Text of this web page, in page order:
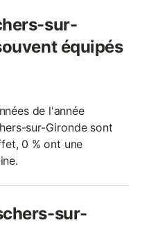
sur-
équipés
de l'année
sur-Gironde sont
0 % ont une
sur-